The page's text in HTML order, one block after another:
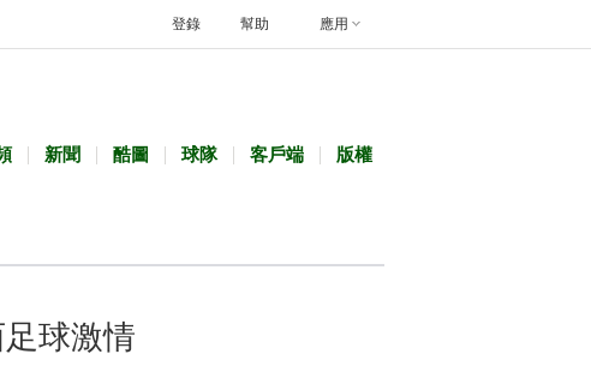
幫助 應用
登錄
新聞 酷圖 球隊 客戶端 版權
球激情